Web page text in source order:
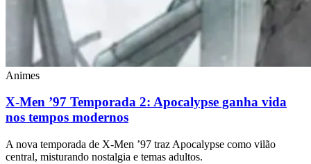
Animes
X-Men ’97 Temporada 2: Apocalypse ganha vida
nos tempos modernos
A nova temporada de X-Men ’97 traz Apocalypse como vilão
central, misturando nostalgia e temas adultos.